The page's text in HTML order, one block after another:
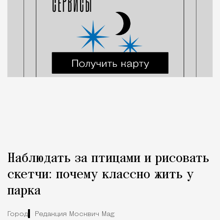
Наблюдать за птицами и рисовать
скетчи: почему классно жить у
парка
Город Редакция Москвич Mag